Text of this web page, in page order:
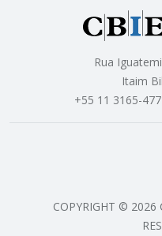
Rua
Itaim
+55 11 3165-
COPYRIGHT © 2026